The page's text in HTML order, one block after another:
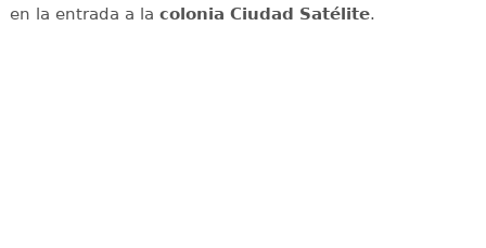
en la entrada a la colonia Ciudad Satélite.